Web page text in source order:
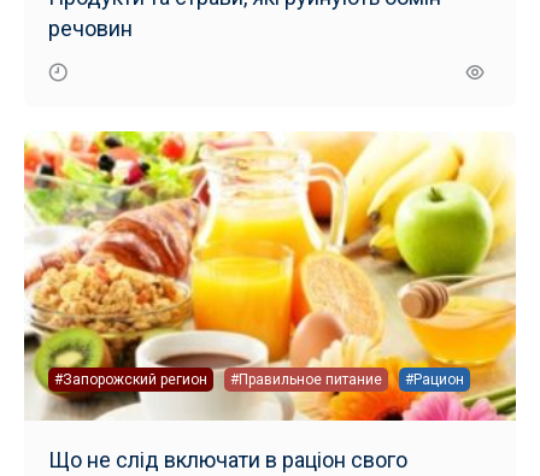
речовин
#Запорожский регион #Правильное питание #Рацион
Що не слід включати в раціон свого